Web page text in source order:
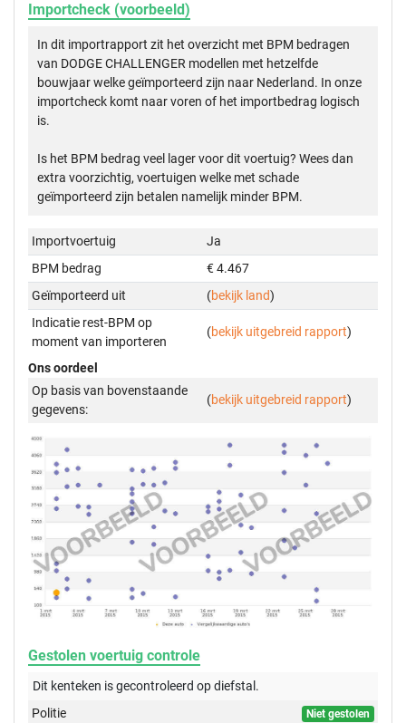
Importcheck (voorbeeld)
In dit importrapport zit het overzicht met BPM bedragen
van DODGE CHALLENGER modellen met hetzelfde
bouwjaar welke geïmporteerd zijn naar Nederland. In onze
importcheck komt naar voren of het importbedrag logisch
is.
Is het BPM bedrag veel lager voor dit voertuig? Wees dan
extra voorzichtig, voertuigen welke met schade
geïmporteerd zijn betalen namelijk minder BPM.
Importvoertuig
Ja
BPM bedrag
€ 4.467
Geïmporteerd uit
(bekijk land)
Indicatie rest-BPM op
moment van importeren
(bekijk uitgebreid rapport)
Ons oordeel
Op basis van bovenstaande
gegevens:
(bekijk uitgebreid rapport)
Gestolen voertuig controle
Dit kenteken is gecontroleerd opdiefstal.
Politie
Niet gestolen